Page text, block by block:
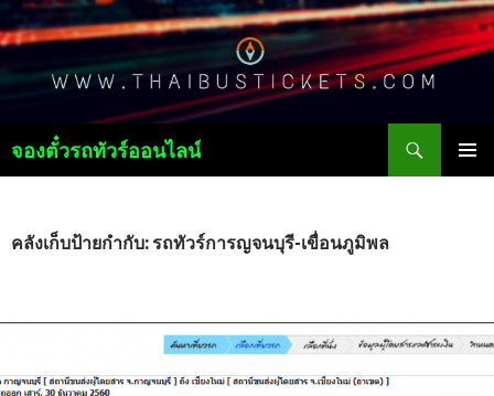
จองตั๋วรถทัวร์ออนไลน์
เนื้อหา
คลังเก็บป้ายกำกับ: รถทัวร์การญจนบุรี-เขื่อนภูมิพล